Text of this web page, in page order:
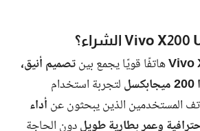
الإقامة بشكل قانوني
تعديل أوضاعهم عبر التقدم بطلب رسمي
خلال فترات السماح أو الحملات التصحيحية
لآخر.
لضمان الأمن